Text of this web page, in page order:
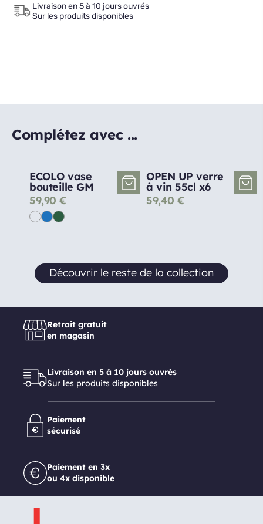
Livraison en 5 à 10 jours ouvrés
Sur les produits disponibles
Complétez avec ...
ECOLO vase
bouteille GM
59,90 €
OPEN UP verre
à vin 55cl x6
59,40 €
Découvrir le reste de la collection
Retrait gratuit
en magasin
Livraison en 5 à 10 jours ouvrés
Sur les produits disponibles
Paiement
sécurisé
Paiement en 3x
ou 4x disponible